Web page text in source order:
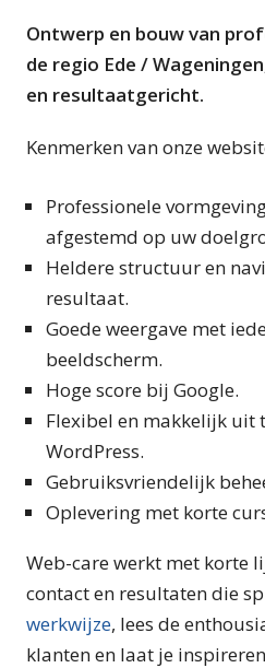
Ontwerp en bouw van
de regio Ede /
en resultaatgericht.
Kenmerken van onze
Professionele
afgestemd op uw
Heldere structuur en
resultaat.
Goede weergave met
beeldscherm.
Hoge score bij Google.
Flexibel en makkelijk uit
WordPress.
Gebruiksvriendelijk
Oplevering met korte
Web-care werkt met korte
contact en resultaten die
werkwijze, lees de
klanten en laat je